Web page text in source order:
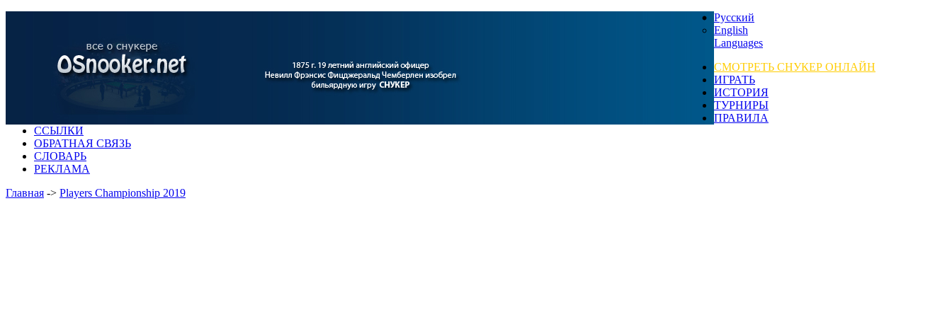
Русский
English
Languages
СМОТРЕТЬ СНУКЕР ОНЛАЙН
ИГРАТЬ
ИСТОРИЯ
ТУРНИРЫ
ПРАВИЛА
ССЫЛКИ
ОБРАТНАЯ СВЯЗЬ
СЛОВАРЬ
РЕКЛАМА
Главная -> Players Championship 2019